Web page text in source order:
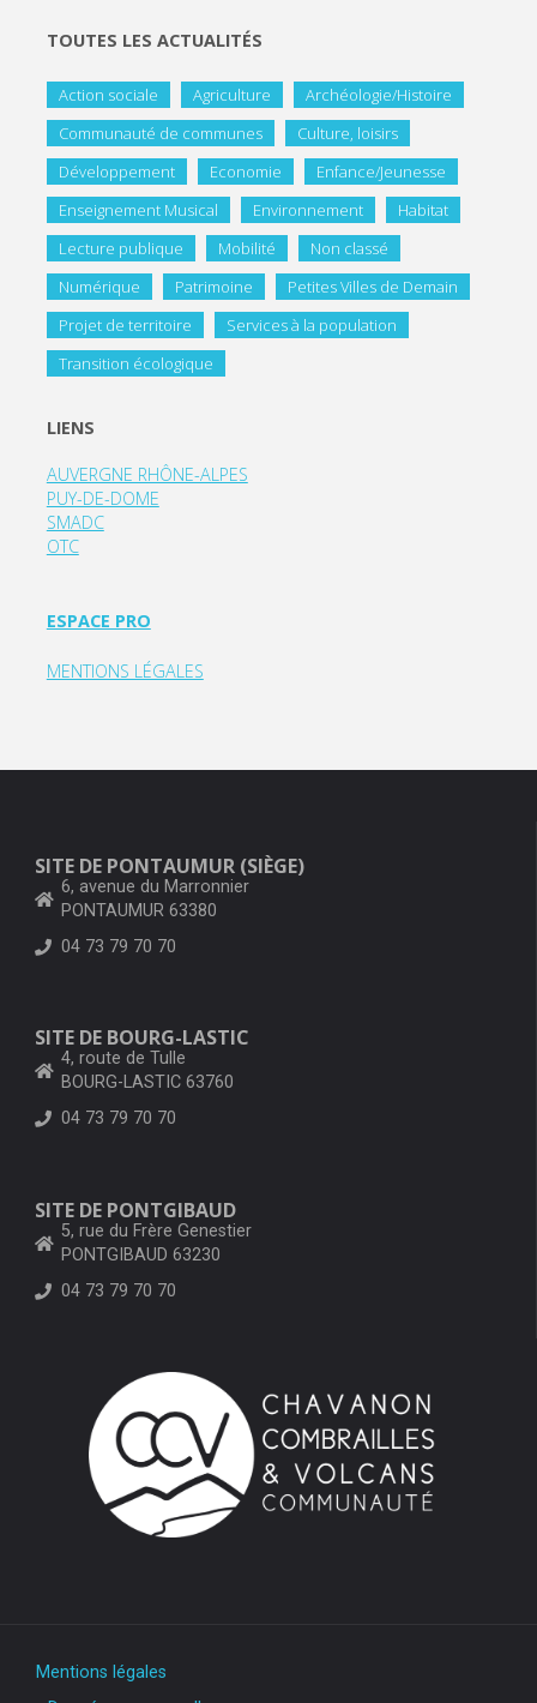
TOUTES LES ACTUALITÉS
Action sociale Agriculture
Archéologie/Histoire
Communauté de communes
Culture, loisirs
Développement
Economie
Enfance/Jeunesse
Enseignement Musical
Environnement
Habitat
Lecture publique
Mobilité
Non classé
Numérique
Patrimoine
Petites Villes de Demain
Projet de territoire
Services à la population
Transition écologique
LIENS
AUVERGNE RHÔNE-ALPES
PUY-DE-DOME
SMADC
OTC
ESPACE PRO
MENTIONS LÉGALES
SITE DE PONTAUMUR (SIÈGE)
6, avenue du Marronnier
PONTAUMUR 63380
04 73 79 70 70
SITE DE BOURG-LASTIC
4, route de Tulle
BOURG-LASTIC 63760
04 73 79 70 70
SITE DE PONTGIBAUD
5, rue du Frère Genestier
PONTGIBAUD 63230
04 73 79 70 70
Mentions légales